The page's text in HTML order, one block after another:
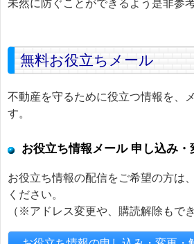
未然に防ぐことができるよう是非参
無料お役立ちメール
不動産を守るために役立つ情報を、
す。
お役立ち情報メール 申し込み・
お役立ち情報の配信をご希望の方は
ください。
（※アドレス変更や、購読解除もでき